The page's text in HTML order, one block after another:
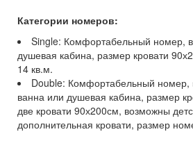
Категории номеров:
Single: Комфортабельный номер,
душевая кабина, размер кровати
14 кв.м.
Double: Комфортабельный номер,
ванна или душевая кабина, размер
две кровати 90х200см, возможны
дополнительная кровати, размер